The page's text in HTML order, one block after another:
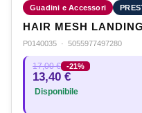
Guadini e Accessori
HAIR MESH
P0140035 · 5055977497280
17,00 € -21%
13,40 €
Disponibile